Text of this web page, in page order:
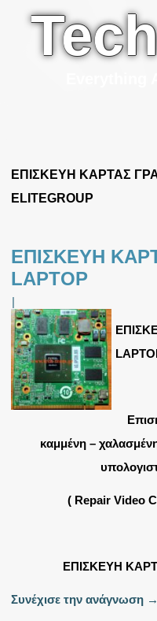
ΕΠΙΣΚΕΥΗ ΚΑΡΤΑΣ
ELITEGROUP
ΕΠΙΣΚΕΥΗ
LAPTOP
|
καμμένη –
( Repair Video
ΕΠΙΣΚΕΥΗ
Συνέχισε την ανάγνωση →